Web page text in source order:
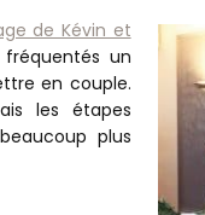
de Kévin et
un
en couple.
les étapes
plus